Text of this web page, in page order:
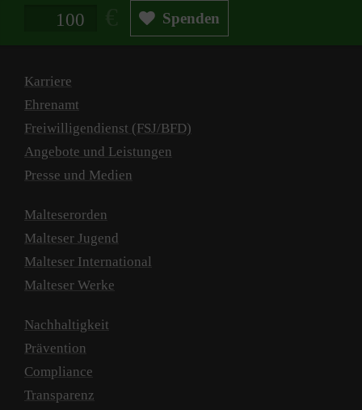
Spendenbetrag in Euro Spenden
Karriere
Ehrenamt
Freiwilligendienst (FSJ/BFD)
Angebote und Leistungen
Presse und Medien
Malteserorden
Malteser Jugend
Malteser International
Malteser Werke
Nachhaltigkeit
Prävention
Compliance
Transparenz